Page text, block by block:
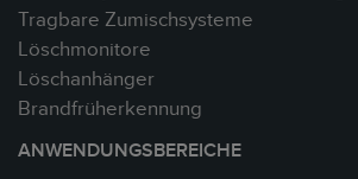
Tragbare Zumischsysteme
Löschmonitore
Löschanhänger
Brandfrüherkennung
ANWENDUNGSBEREICHE